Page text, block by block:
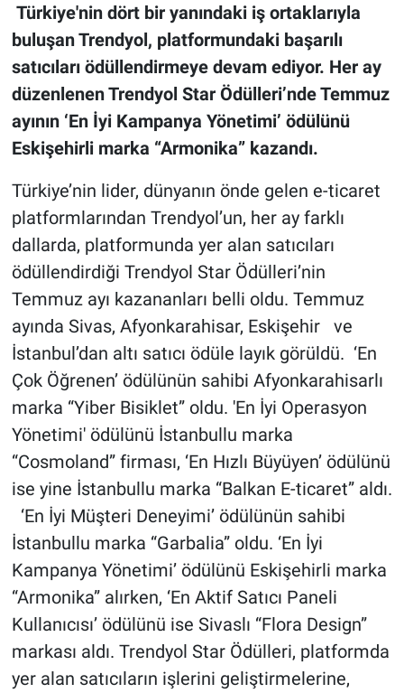
Türkiye'nin dört bir yanındaki iş ortaklarıyla
buluşan Trendyol, platformundaki başarılı
satıcıları ödüllendirmeye devam ediyor. Her ay
düzenlenen Trendyol Star Ödülleri’nde Temmuz
ayının‘En İyi Kampanya Yönetimi’ ödülünü
Eskişehirli marka “Armonika” kazandı.
Türkiye’nin lider, dünyanın önde gelen e-ticaret
platformlarından Trendyol’un, her ay farklı
dallarda, platformunda yer alan satıcıları
ödüllendirdiği Trendyol Star Ödülleri’nin
Temmuz ayı kazananları belli oldu. Temmuz
ayında Sivas, Afyonkarahisar, Eskişehir ve
İstanbul’dan altı satıcı ödüle layık görüldü. ‘En
Çok Öğrenen’ ödülünün sahibi Afyonkarahisarlı
marka “Yiber Bisiklet” oldu. 'En İyi Operasyon
Yönetimi' ödülünü İstanbullu marka
“Cosmoland” firması, ‘En Hızlı Büyüyen’ ödülünü
ise yine İstanbullu marka “Balkan E-ticaret” aldı.
‘En İyi Müşteri Deneyimi’ ödülünün sahibi
İstanbullu marka “Garbalia” oldu. ‘En İyi
Kampanya Yönetimi’ ödülünü Eskişehirli marka
“Armonika” alırken, ‘En Aktif Satıcı Paneli
Kullanıcısı’ ödülünü ise Sivaslı “Flora Design”
markası aldı. Trendyol Star Ödülleri, platformda
yer alan satıcıların işlerini geliştirmelerine,
Yerel
Magazin
Bilim ve Teknoloji